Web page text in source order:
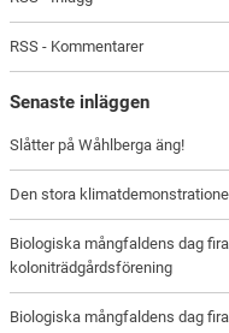
RSS - Kommentarer
Senaste inläggen
Slåtter på Wåhlberga äng!
Den stora
Biologiska mångfaldens dag
koloniträdgårdsförening
Biologiska mångfaldens dag